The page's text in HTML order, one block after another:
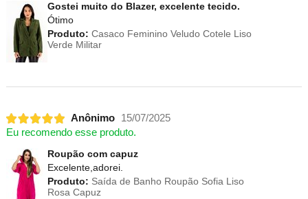
Gostei muito do Blazer, excelente tecido.
Ótimo
Produto: Casaco Feminino Veludo Cotele Liso
Verde Militar
Anônimo
15/07/2025
Eu recomendo esse produto.
Roupão com capuz
Excelente,adorei.
Produto: Saída de Banho Roupão Sofia Liso
Rosa Capuz